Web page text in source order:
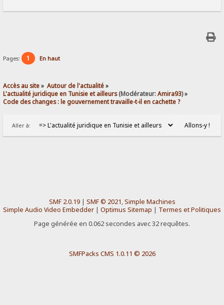
Pages: 1 En haut
Accès au site» Autour de l'actualité»
L'actualité juridique en Tunisie et ailleurs(Modérateur:Amira93) »
Code des changes : le gouvernement travaille-t-il en cachette ?
Aller à:
SMF 2.0.19| SMF © 2021,Simple Machines
Simple Audio Video Embedder | Optimus Sitemap | Termes et Politiques
Page générée en 0.062 secondes avec 32 requêtes.
SMFPacks CMS 1.0.11 © 2026